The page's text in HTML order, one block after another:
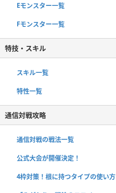
Eモンスター一覧
Fモンスター一覧
特技・スキル
スキル一覧
特性一覧
通信対戦攻略
通信対戦の戦法一覧
公式大会が開催決定！
4枠対策！根に持つタイプの使い方